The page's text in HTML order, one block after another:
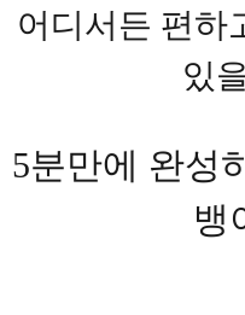
어디서든 편하
있
5분만에 완성
뱅